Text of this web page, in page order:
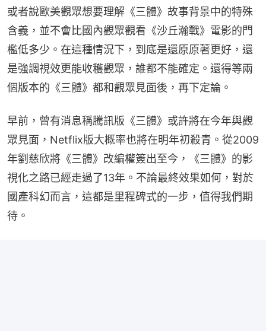
或者說歐美觀眾想要理解《三體》故事背景中的特殊
含義，並不會比國內觀眾觀看《沙丘瀚戰》電影的門
檻低多少。在這種情況下，到底是還原原著更好，還
是強調視效更能收穫觀眾，誰都不能確定。還得等兩
個版本的《三體》都和觀眾見面後，再下定論。
早前，曾有消息稱騰訊版《三體》或許將在今年與觀
眾見面，Netflix版大概率也將在明年初殺青。從2009
年劉慈欣將《三體》改編權簽出至今，《三體》的影
視化之路已經走過了13年。不論最終效果如何，對於
國產科幻而言，這都是里程碑式的一步，值得我們期
待。